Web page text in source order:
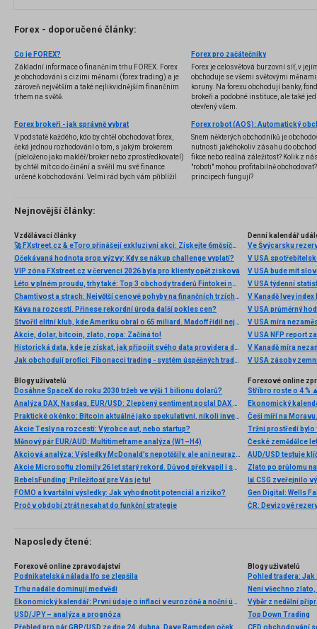
Forex - doporučené články:
Co je FOREX?
Základní informace o finančním trhu FOREX. Forex
je obchodování s cizími měnami (forex trading) a je
zároveň největším a také nejlikvidnějším finančním
trhem na světě.
Forex pro začátečníky
Forex je celosvětová burzovní síť, v
obchoduje se všemi světovými
koruny. Na forexu obchodují banky,
brokeři a podobné instituce, ale také
otevřený všem.
Forex brokeři - jak správně vybrat
V podstatě každého, kdo by chtěl obchodovat forex,
čeká jednou rozhodování o tom, s jakým brokerem
(přeloženo jako makléř/broker nebo zprostředkovatel)
by chtěl mít co do činění a svěřil mu své finance
určené k obchodování. Velmi rád bych vám přiblížil
několik příkladů nejznámějších z nich.
Snem některých obchodníků je
nutnosti jakéhokoliv zásahu do
fikce nebo reálná záležitost? Kolik z
"roboti" mohou profitabilně
principech fungují?
Nejnovější články:
Vzdělávací články
🚀 FXstreet.cz & eToro přinášejí exkluzivní akci: Získejte 6měsíční členství ve VIP zóně ZDARMA
Očekávaná hodnota prop výzvy: Kdy se nákup challenge vyplatí?
VIP zóna FXstreet.cz v červenci 2026 byla pro klienty opět zisková
Léto v plném proudu, trhy také: Top 3 obchody traderů Fintokei na indexech a zlatě
Chamtivost a strach: Největší cenové pohyby na finančních trzích (červenec 2026)
Káva na rozcestí. Přinese rekordní úroda další pokles cen?
Stvořil elitní klub, kde Ameriku obral o 65 miliard. Madoff řídil největší Ponzi dějin
Akcie, dolar, bitcoin, zlato, ropa: Začíná to!
Historická data, kde je získat, jak připojit svého data providera do MultiCharts a proč je budeme potřebovat? (4. díl)
Jak obchodují profíci: Fibonacci trading - systém úspěšných traderů
Denní kalendář
Ve Švýcarsku
V USA
V USA bude mít
V USA týdenní
V Kanadě Ivey index
V USA průměrný
V USA míra
V USA NFP report
V Kanadě míra
V USA zásoby
Blogy uživatelů
Dosáhne SpaceX do roku 2030 tržeb ve výši 1 bilionu dolarů?
Analýza DAX, Nasdaq, EUR/USD: Zlepšený sentiment poslal DAX na nová maxima
Praktické okénko: Bitcoin aktuálně jako spekulativní, nikoli investiční aktivum
Akcie Tesly na rozcestí: Výrobce aut, nebo startup?
Měnový pár EUR/AUD: Multitimeframe analýza (W1–H4)
Akciová analýza: Výsledky McDonald’s nepotěšily, ale ani neurazily. Jakou vizi společnost prezentovala?
Akcie Microsoftu zlomily 26 let starý rekord. Důvod překvapil i samotné investory
RebelsFunding: Príležitosť pre Vás je tu!
FOMO a kvartální výsledky: Jak vyhodnotit potenciál a riziko?
Proč v období ztrát nesahat do funkční strategie
Forexové online
Stříbro roste o 4 %
Ekonomický
AUD/USD testuje
Zlato po průlomu
📊 CSG zveřejnilo
ČR: Devizové
Naposledy čtené:
Forexové online zpravodajství
Podnikatelská nálada Ifo se zlepšila
Trhu nadále dominují medvědi
Ekonomický kalendář: První údaje o inflaci v eurozóně a noční údaje z Japonska (10.03.2025)
USD/JPY – analýza a prognóza
Přehled pro pár GBP/USD ze dne 24. dubna. Dave Ramsden očekává zpomalení inflace
Blogy uživatelů
Pohled tradera:
Není všechno
Výběr z nedělní
Top Down Trading
CFD obchodování